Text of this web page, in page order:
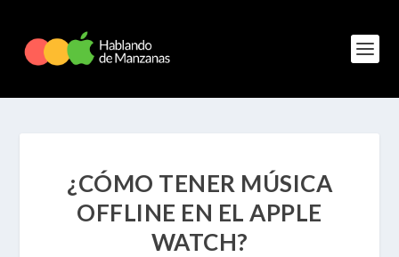
¿CÓMO TENER MÚSICA
OFFLINE EN EL APPLE
WATCH?